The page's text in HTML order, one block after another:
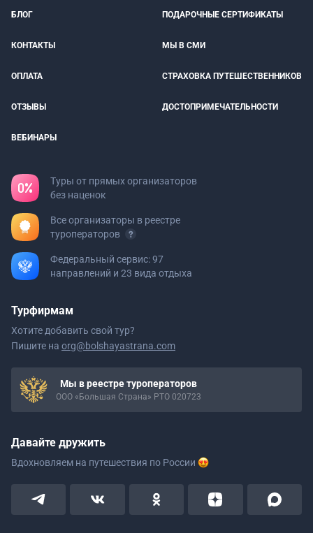
БЛОГ ПОДАРОЧНЫЕ СЕРТИФИКАТЫ
КОНТАКТЫ МЫ В СМИ
ОПЛАТА СТРАХОВКА ПУТЕШЕСТВЕННИКОВ
ОТЗЫВЫ ДОСТОПРИМЕЧАТЕЛЬНОСТИ
ВЕБИНАРЫ
Туры от прямых организаторов
без наценок
Все организаторы в реестре
туроператоров
Федеральный сервис: 97
направлений и 23 вида отдыха
Турфирмам
Хотите добавить свой тур?
Пишите на org@bolshayastrana.com
Мы в реестре туроператоров
ООО «Большая Страна» РТО 020723
Давайте дружить
Вдохновляем на путешествия по России